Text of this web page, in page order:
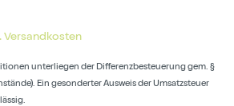
Versandkosten
unterliegen der Differenzbesteuerung gem. §
Ein gesonderter Ausweis der Umsatzsteuer